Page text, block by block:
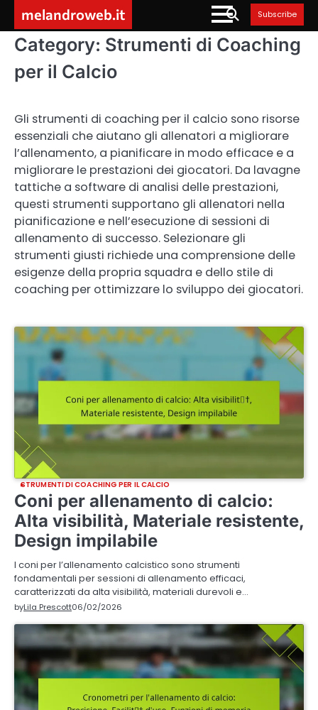
content
melandroweb.it Subscribe
Category: Strumenti di Coaching
per il Calcio
Gli strumenti di coaching per il calcio sono risorse
essenziali che aiutano gli allenatori a migliorare
l’allenamento, a pianificare in modo efficace e a
migliorare le prestazioni dei giocatori. Da lavagne
tattiche a software di analisi delle prestazioni,
questi strumenti supportano gli allenatori nella
pianificazione e nell’esecuzione di sessioni di
allenamento di successo. Selezionare gli
strumenti giusti richiede una comprensione delle
esigenze della propria squadra e dello stile di
coaching per ottimizzare lo sviluppo dei giocatori.
STRUMENTI DI COACHING PER IL CALCIO
Coni per allenamento di calcio:
Alta visibilità, Materiale resistente,
Design impilabile
I coni per l’allenamento calcistico sono strumenti
fondamentali per sessioni di allenamento efficaci,
caratterizzati da alta visibilità, materiali durevoli e…
byLila Prescott06/02/2026